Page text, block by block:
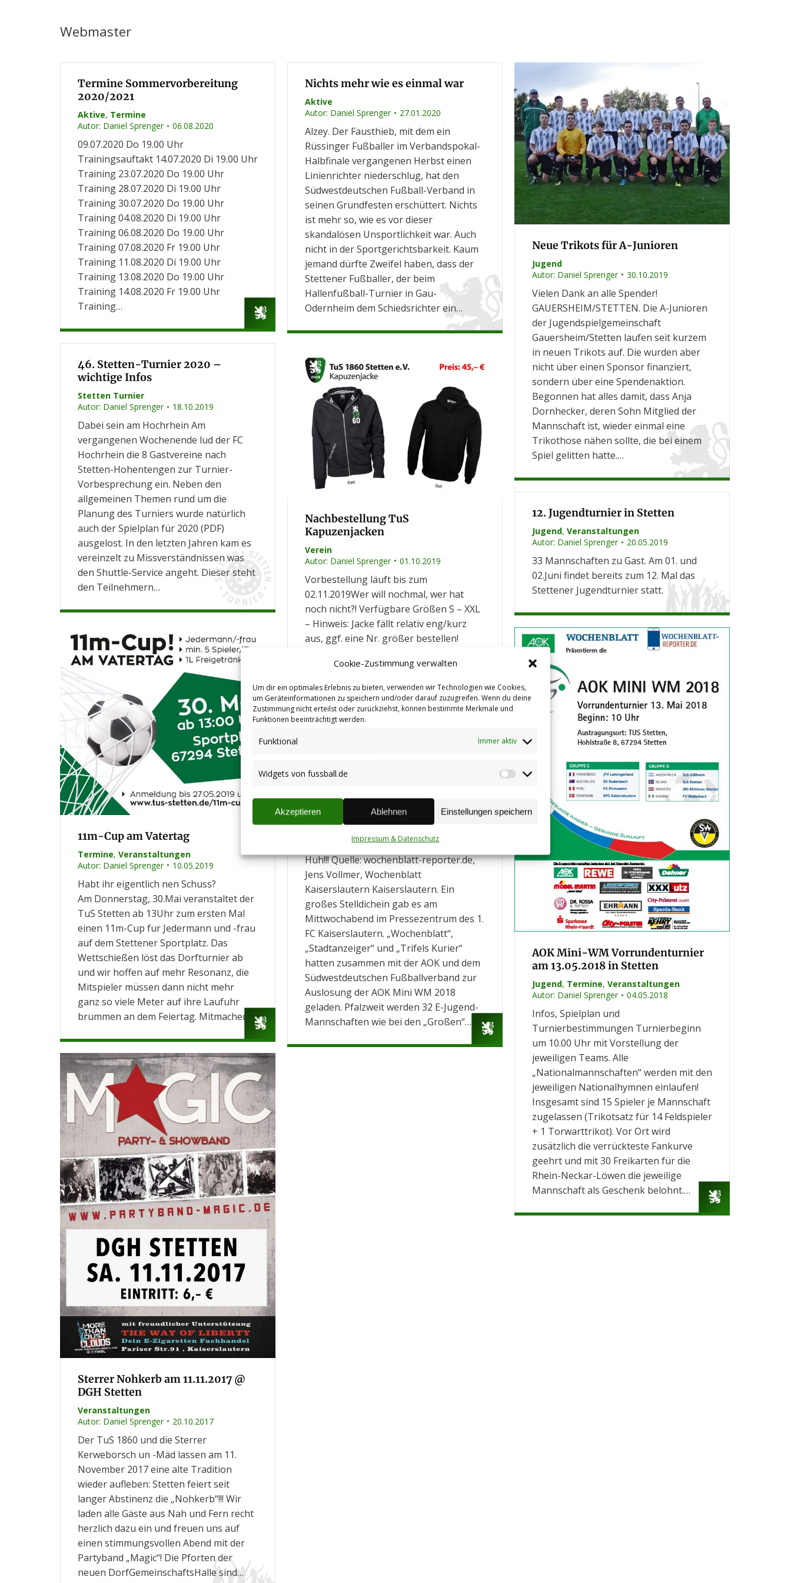
Cookie-Zustimmung verwalten
Um dir ein optimales Erlebnis zu bieten, verwenden wir Technologien wie Cookies,
um Geräteinformationen zu speichern und/oder darauf zuzugreifen. Wenn du deine
Zustimmung nicht erteilst oder zurückziehst, können bestimmte Merkmale und
Funktionen beeinträchtigt werden.
Funktional Immer aktiv
Widgets von fussball.de
Widgets
fussball.de
Akzeptieren Ablehnen Einstellungen speichern
Impressum & Datenschutz
Webmaster
Termine Sommervorbereitung
2020/2021
Aktive, Termine
Autor: Daniel Sprenger 06.08.2020
09.07.2020 Do 19.00 Uhr
Trainingsauftakt 14.07.2020 Di 19.00 Uhr
Training 23.07.2020 Do 19.00 Uhr
Training 28.07.2020 Di 19.00 Uhr
Training 30.07.2020 Do 19.00 Uhr
Training 04.08.2020 Di 19.00 Uhr
Training 06.08.2020 Do 19.00 Uhr
Training 07.08.2020 Fr 19.00 Uhr
Training 11.08.2020 Di 19.00 Uhr
Training 13.08.2020 Do 19.00 Uhr
Training 14.08.2020 Fr 19.00 Uhr
Training…
Nichts mehr wie es einmal war
Aktive
Autor: Daniel Sprenger 27.01.2020
Alzey. Der Fausthieb, mit dem ein
Rüssinger Fußballer im Verbandspokal-
Halbfinale vergangenen Herbst einen
Linienrichter niederschlug, hat den
Südwestdeutschen Fußball-Verband in
seinen Grundfesten erschüttert. Nichts
ist mehr so, wie es vor dieser
skandalösen Unsportlichkeit war. Auch
nicht in der Sportgerichtsbarkeit. Kaum
jemand dürfte Zweifel haben, dass der
Stettener Fußballer, der beim
Hallenfußball-Turnier in Gau-
Odernheim dem Schiedsrichter ein…
Neue Trikots für A-Junioren
Jugend
Autor: Daniel Sprenger 30.10.2019
Vielen Dank an alle Spender!
GAUERSHEIM/STETTEN. Die A-Junioren
der Jugendspielgemeinschaft
Gauersheim/Stetten laufen seit kurzem
in neuen Trikots auf. Die wurden aber
nicht über einen Sponsor finanziert,
sondern über eine Spendenaktion.
Begonnen hat alles damit, dass Anja
Dornhecker, deren Sohn Mitglied der
Mannschaft ist, wieder einmal eine
Trikothose nähen sollte, die bei einem
Spiel gelitten hatte.…
46. Stetten-Turnier 2020 –
wichtige Infos
Stetten Turnier
Autor: Daniel Sprenger 18.10.2019
Dabei sein am Hochrhein Am
vergangenen Wochenende lud der FC
Hochrhein die 8 Gastvereine nach
Stetten-Hohentengen zur Turnier-
Vorbesprechung ein. Neben den
allgemeinen Themen rund um die
Planung des Turniers wurde natürlich
auch der Spielplan für 2020 (PDF)
ausgelost. In den letzten Jahren kam es
vereinzelt zu Missverständnissen was
den Shuttle-Service angeht. Dieser steht
den Teilnehmern…
Nachbestellung TuS
Kapuzenjacken
Verein
Autor: Daniel Sprenger 01.10.2019
Vorbestellung läuft bis zum
02.11.2019Wer will nochmal, wer hat
noch nicht?! Verfügbare Größen S – XXL
– Hinweis: Jacke fällt relativ eng/kurz
aus, ggf. eine Nr. größer bestellen!
ihr bei Heimspielen am Spielfeldrand 😉
Bestell- und Bezahlmöglichkeiten
Bestellliste liegt im Sportheim und bei
Heimspielen aus ODER E-Mail an
jacke@tus-stetten.de (Pflichtangaben:…
12. Jugendturnier in Stetten
Jugend, Veranstaltungen
Autor: Daniel Sprenger 20.05.2019
33 Mannschaften zu Gast. Am 01. und
02.Juni findet bereits zum 12. Mal das
Stettener Jugendturnier statt.
11m-Cup am Vatertag
Termine, Veranstaltungen
Autor: Daniel Sprenger 10.05.2019
Habt ihr eigentlich nen Schuss?
Am Donnerstag, 30.Mai veranstaltet der
TuS Stetten ab 13Uhr zum ersten Mal
einen 11m-Cup fur Jedermann und -frau
auf dem Stettener Sportplatz. Das
Wettschießen löst das Dorfturnier ab
und wir hoffen auf mehr Resonanz, die
Mitspieler müssen dann nicht mehr
ganz so viele Meter auf ihre Laufuhr
brummen an dem Feiertag. Mitmachen…
AOK Mini-WM Vorrundenturnier
am 13.05.2018 in Stetten
Jugend, Termine, Veranstaltungen
Autor: Daniel Sprenger 04.05.2018
Infos, Spielplan und
Turnierbestimmungen Turnierbeginn
um 10.00 Uhr mit Vorstellung der
jeweiligen Teams. Alle
„Nationalmannschaften“ werden mit den
jeweiligen Nationalhymnen einlaufen!
Insgesamt sind 15 Spieler je Mannschaft
zugelassen (Trikotsatz für 14 Feldspieler
+ 1 Torwarttrikot). Vor Ort wird
zusätzlich die verrückteste Fankurve
geehrt und mit 30 Freikarten für die
Rhein-Neckar-Löwen die jeweilige
Mannschaft als Geschenk belohnt.…
erfolgt
Jugend
Termine
Autor:Daniel Sprenger 27.04.2018
E-Jugend Stetten erhält Island-Trikots!
Huh!!! Quelle: wochenblatt-reporter.de,
Jens Vollmer, Wochenblatt
Kaiserslautern Kaiserslautern. Ein
großes Stelldichein gab es am
Mittwochabend im Pressezentrum des 1.
FC Kaiserslautern. „Wochenblatt“,
„Stadtanzeiger“ und „Trifels Kurier“
hatten zusammen mit der AOK und dem
Südwestdeutschen Fußballverband zur
Auslosung der AOK Mini WM 2018
geladen. Pfalzweit werden 32 E-Jugend-
Mannschaften wie bei den „Großen“…
Sterrer Nohkerb am 11.11.2017 @
DGH Stetten
Veranstaltungen
Autor: Daniel Sprenger 20.10.2017
Der TuS 1860 und die Sterrer
Kerweborsch un -Mäd lassen am 11.
November 2017 eine alte Tradition
wieder aufleben: Stetten feiert seit
langer Abstinenz die „Nohkerb“!!! Wir
laden alle Gäste aus Nah und Fern recht
herzlich dazu ein und freuen uns auf
einen stimmungsvollen Abend mit der
Partyband „Magic“! Die Pforten der
neuen DorfGemeinschaftsHalle sind…